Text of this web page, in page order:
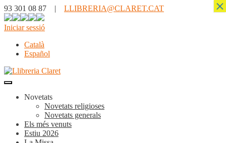
93 301 08 87 | LLIBRERIA@CLARET.CAT
Iniciar sessió
Català
Español
Novetats
Novetats religioses
Novetats generals
Els més venuts
Estiu 2026
×